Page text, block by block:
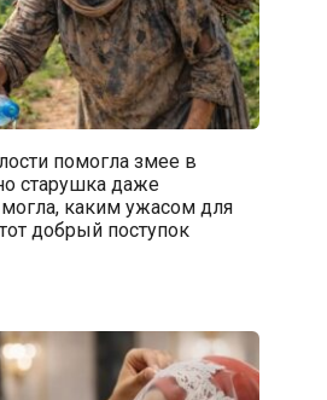
помогла змее в
старушка даже
каким ужасом для
добрый поступок